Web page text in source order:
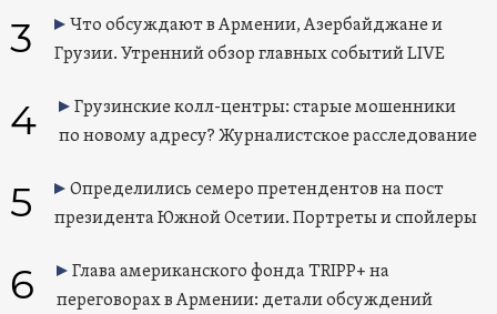
3
Что обсуждают в Армении, Азербайджане и
Грузии. Утренний обзор главных событий LIVE
4
Грузинские колл-центры: старые мошенники
по новому адресу? Журналистское расследование
5
Определились семеро претендентов на пост
президента Южной Осетии. Портреты и спойлеры
6
Глава американского фонда TRIPP+ на
переговорах в Армении: детали обсуждений